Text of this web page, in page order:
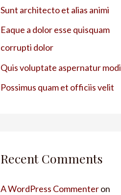
Sunt architecto et alias animi
Eaque a dolor esse quisquam
corrupti dolor
Quis voluptate aspernatur modi
Possimus quam et officiis velit
Recent Comments
A WordPress Commenteron